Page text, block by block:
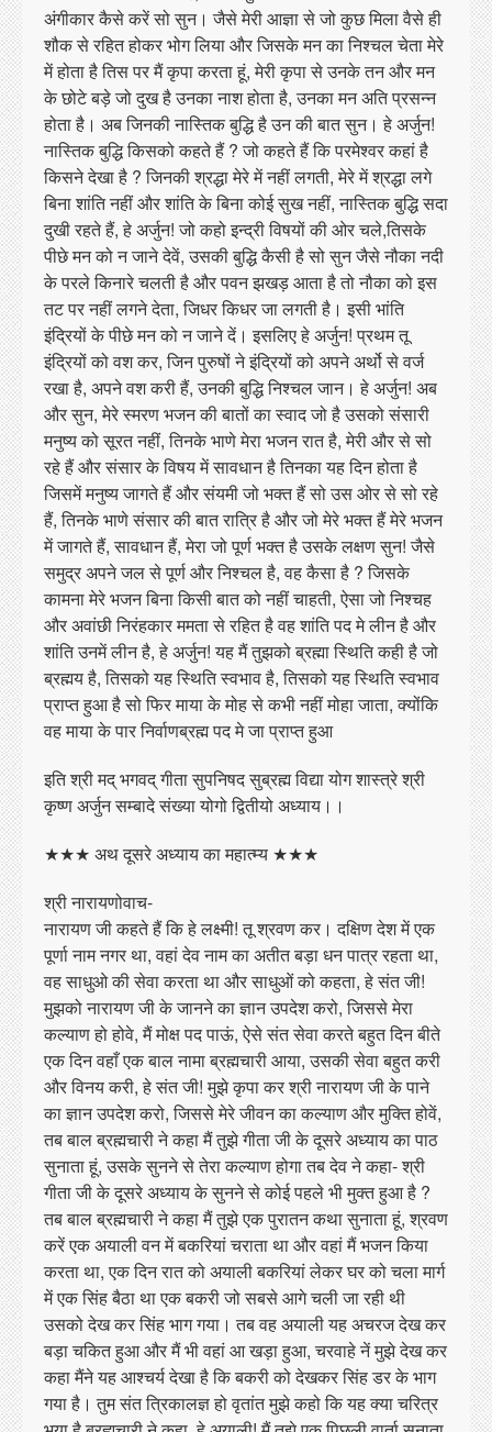
अंगीकार कैसे करें सो सुन। जैसे मेरी आज्ञा से जो कुछ मिला वैसे ही
शौक से रहित होकर भोग लिया और जिसके मन का निश्चल चेता मेरे
में होता है तिस पर मैं कृपा करता हूं, मेरी कृपा से उनके तन और मन
के छोटे बड़े जो दुख है उनका नाश होता है, उनका मन अति प्रसन्न
होता है। अब जिनकी नास्तिक बुद्धि है उन की बात सुन। हे अर्जुन!
नास्तिक बुद्धि किसको कहते हैं ? जो कहते हैं कि परमेश्वर कहां है
किसने देखा है ? जिनकी श्रद्धा मेरे में नहीं लगती, मेरे में श्रद्धा लगे
बिना शांति नहीं और शांति के बिना कोई सुख नहीं, नास्तिक बुद्धि सदा
दुखी रहते हैं, हे अर्जुन! जो कहो इन्द्री विषयों की ओर चले,तिसके
पीछे मन को न जाने देवें, उसकी बुद्धि कैसी है सो सुन जैसे नौका नदी
के परले किनारे चलती है और पवन झखड़ आता है तो नौका को इस
तट पर नहीं लगने देता, जिधर किधर जा लगती है। इसी भांति
इंद्रियों के पीछे मन को न जाने दें। इसलिए हे अर्जुन! प्रथम तू
इंद्रियों को वश कर, जिन पुरुषों ने इंद्रियों को अपने अर्थो से वर्ज
रखा है, अपने वश करी हैं, उनकी बुद्धि निश्चल जान। हे अर्जुन! अब
और सुन, मेरे स्मरण भजन की बातों का स्वाद जो है उसको संसारी
मनुष्य को सूरत नहीं, तिनके भाणे मेरा भजन रात है, मेरी और से सो
रहे हैं और संसार के विषय में सावधान है तिनका यह दिन होता है
जिसमें मनुष्य जागते हैं और संयमी जो भक्त हैं सो उस ओर से सो रहे
हैं, तिनके भाणे संसार की बात रात्रि है और जो मेरे भक्त हैं मेरे भजन
में जागते हैं, सावधान हैं, मेरा जो पूर्ण भक्त है उसके लक्षण सुन! जैसे
समुद्र अपने जल से पूर्ण और निश्चल है, वह कैसा है ? जिसके
कामना मेरे भजन बिना किसी बात को नहीं चाहती, ऐसा जो निश्चह
और अवांछी निरंहकार ममता से रहित है वह शांति पद मे लीन है और
शांति उनमें लीन है, हे अर्जुन! यह मैं तुझको ब्रह्मा स्थिति कही है जो
ब्रह्मय है, तिसको यह स्थिति स्वभाव है, तिसको यह स्थिति स्वभाव
प्राप्त हुआ है सो फिर माया के मोह से कभी नहीं मोहा जाता, क्योंकि
वह माया के पार निर्वाणब्रह्म पद मे जा प्राप्त हुआ
इति श्री मद् भगवद् गीता सुपनिषद सुब्रह्म विद्या योग शास्त्रे श्री
कृष्ण अर्जुन सम्बादे संख्या योगो द्वितीयो अध्याय।।
★★★ अथ दूसरे अध्याय का महात्म्य ★★★
श्री नारायणोवाच-
नारायण जी कहते हैं कि हे लक्ष्मी! तू श्रवण कर। दक्षिण देश में एक
पूर्णा नाम नगर था, वहां देव नाम का अतीत बड़ा धन पात्र रहता था,
वह साधुओ की सेवा करता था और साधुओं को कहता, हे संत जी!
मुझको नारायण जी के जानने का ज्ञान उपदेश करो, जिससे मेरा
कल्याण हो होवे, मैं मोक्ष पद पाऊं, ऐसे संत सेवा करते बहुत दिन बीते
एक दिन वहाँ एक बाल नामा ब्रह्मचारी आया, उसकी सेवा बहुत करी
और विनय करी, हे संत जी! मुझे कृपा कर श्री नारायण जी के पाने
का ज्ञान उपदेश करो, जिससे मेरे जीवन का कल्याण और मुक्ति होवें,
तब बाल ब्रह्मचारी ने कहा मैं तुझे गीता जी के दूसरे अध्याय का पाठ
सुनाता हूं, उसके सुनने से तेरा कल्याण होगा तब देव ने कहा- श्री
गीता जी के दूसरे अध्याय के सुनने से कोई पहले भी मुक्त हुआ है ?
तब बाल ब्रह्मचारी ने कहा मैं तुझे एक पुरातन कथा सुनाता हूं, श्रवण
करें एक अयाली वन में बकरियां चराता था और वहां मैं भजन किया
करता था, एक दिन रात को अयाली बकरियां लेकर घर को चला मार्ग
में एक सिंह बैठा था एक बकरी जो सबसे आगे चली जा रही थी
उसको देख कर सिंह भाग गया। तब वह अयाली यह अचरज देख कर
बड़ा चकित हुआ और मैं भी वहां आ खड़ा हुआ, चरवाहे नें मुझे देख कर
कहा मैंने यह आश्चर्य देखा है कि बकरी को देखकर सिंह डर के भाग
गया है। तुम संत त्रिकालज्ञ हो वृतांत मुझे कहो कि यह क्या चरित्र